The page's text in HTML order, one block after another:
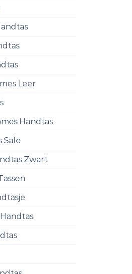
Leer
Handtas
Sale
Zwart